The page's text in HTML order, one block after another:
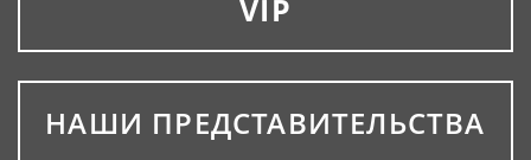
VIP
НАШИ ПРЕДСТАВИТЕЛЬСТВА